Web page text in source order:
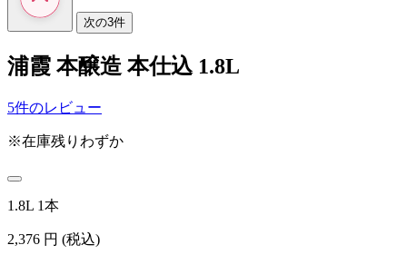
次の3件
浦霞 本醸造 本仕込 1.8L
5件のレビュー
※在庫残りわずか
1.8L 1本
2,376 円 (税込)